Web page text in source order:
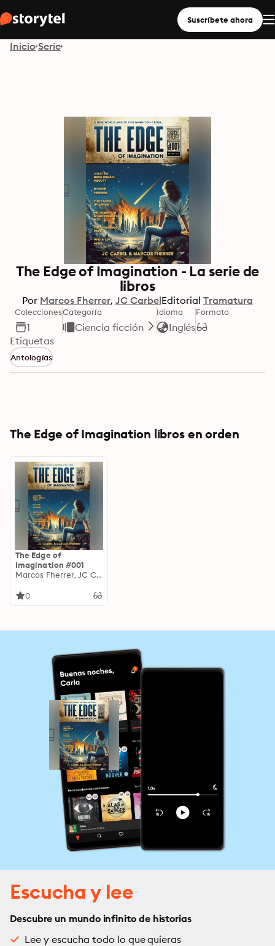
Suscríbete ahora
Inicio Serie
The Edge of Imagination - La serie de
libros
Por Marcos Fherrer JC CarbelEditorial Tramatura
Colecciones
1
Categoría
Ciencia ficción
Idioma
Inglés
Formato
Etiquetas
Antologías
The Edge of Imagination libros en orden
The Edge of
Imagination #001
Marcos Fherrer, JC Carbel
0
Escucha y lee
Descubre un mundo infinito de historias
Lee y escucha todo lo que quieras